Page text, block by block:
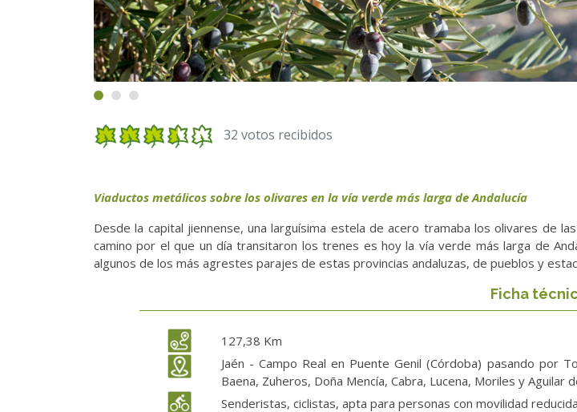
32 votos recibidos
Viaductos metálicos sobre los olivares en la vía verde más larga de Andalucía
Desde la capital jiennense, una larguísima estela de acero tramaba los olivares de
camino por el que un día transitaron los trenes es hoy la vía verde más larga de
algunos de los más agrestes parajes de estas provincias andaluzas, de pueblos y
Ficha
127,38 Km
Jaén - Campo Real en Puente Genil (Córdoba) pasando por
Baena, Zuheros, Doña Mencía, Cabra, Lucena, Moriles y Aguilar
Senderistas, ciclistas, apta para personas con movilidad reducida